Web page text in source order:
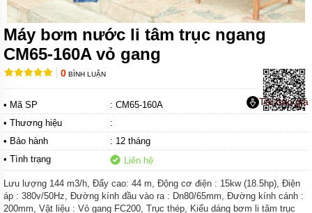
MÁY
BƠM
NƯỚC
THẢI
KENFEI
MÁY
NƯỚC
THẢI
VF
MÁY
BƠM
NƯỚC
THẢI
CNP
Máy bơm nước li tâm trục ngang
CM65-160A vỏ gang
0 BÌNH LUẬN
Tải báo giá
• Mã SP
: CM65-160A
• Thương hiệu
:
• Bảo hành
: 12 tháng
• Tình trạng
Liên hệ
Lưu lượng 144 m3/h, Đẩy cao: 44 m, Động cơ điện : 15kw (18.5hp), Điện
áp : 380v/50Hz, Đường kính đầu vào ra : Dn80/65mm, Đường kính cánh :
200mm, Vật liệu : Vỏ gang FC200, Trục thép, Kiểu dáng bơm li tâm trục